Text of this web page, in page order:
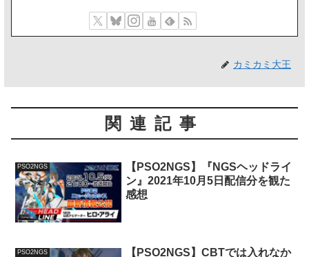
カミカミ大王
関連記事
PSO2NGS
【PSO2NGS】『NGSヘッドライ
ン』2021年10月5日配信分を観た
感想
PSO2NGS
【PSO2NGS】CBTでは入れなか